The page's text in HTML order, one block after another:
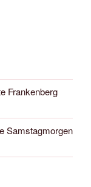
Frankenberg
Samstagmorgen